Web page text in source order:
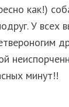
как!)
У всех
минут!!